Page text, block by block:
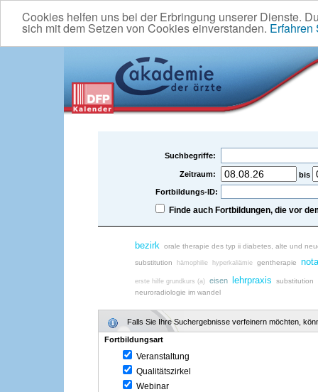
Cookies helfen uns bei der Erbringung unserer Dienste.
sich mit dem Setzen von Cookies einverstanden. Erfahren
Suchbegriffe:
Zeitraum:
bis
Fortbildungs-ID:
Finde auch Fortbildungen, die vor
bezirk orale therapie des typ ii diabetes, alte und
substitution hämophilie hyperkaliämie gentherapie
erste hilfe grundkurs (a) eisen lehrpraxis
substitution
neuroradiologie im wandel
Falls Sie Ihre Suchergebnisse verfeinern möchten,
Fortbildungsart
Veranstaltung
Qualitätszirkel
Webinar